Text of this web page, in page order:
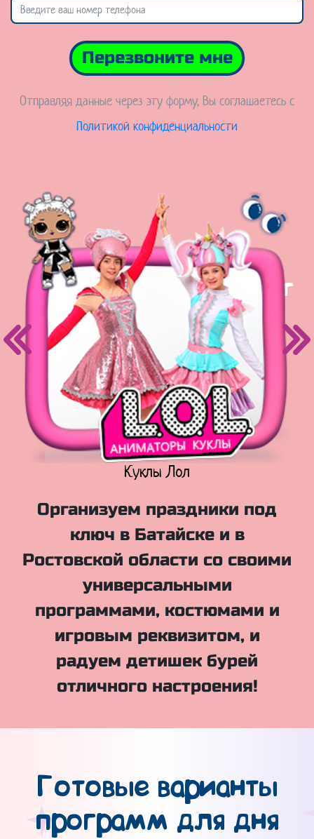
Перезвоните мне
Отправляя данные через эту форму, Вы соглашаетесь с
Политикой конфиденциальности
Куклы Лол
Организуем праздники под
ключ в Батайске и в
Ростовской области со своими
универсальными
программами, костюмами и
игровым реквизитом, и
радуем детишек бурей
отличного настроения!
Готовые варианты
программ для дня